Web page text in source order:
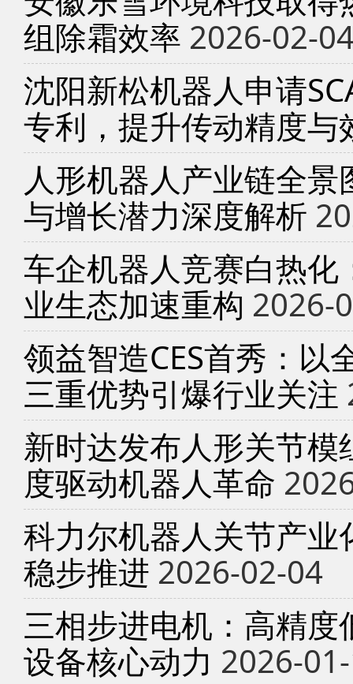
组除霜效率 2026-02-
沈阳新松机器人申请
专利，提升传动精度与
人形机器人产业链全
与增长潜力深度解析
车企机器人竞赛白热
业生态加速重构 2026-
领益智造CES首秀：以
三重优势引爆行业关注
新时达发布人形关节
度驱动机器人革命
科力尔机器人关节产
稳步推进 2026-02-04
三相步进电机：高精
设备核心动力 2026-